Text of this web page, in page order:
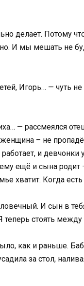
делает. Потому
И мы мешать не
Игорь… — чуть не
— рассмеялся
– не
и девчонки
ещё и сына родит
хватит. Когда
И сын в
теперь стоять
как и раньше.
за стол,